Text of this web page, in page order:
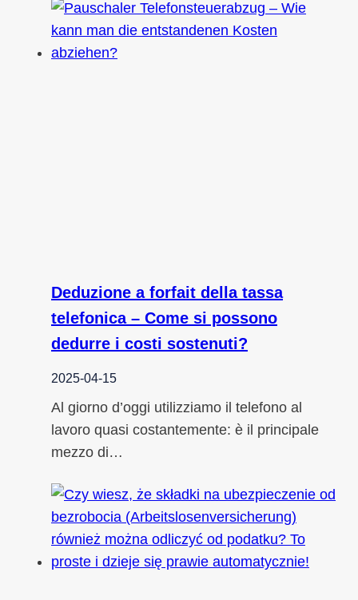
Deduzione a forfait della tassa
telefonica – Come si possono
dedurre i costi sostenuti?
2025-04-15
Al giorno d’oggi utilizziamo il telefono al
lavoro quasi costantemente: è il principale
mezzo di…